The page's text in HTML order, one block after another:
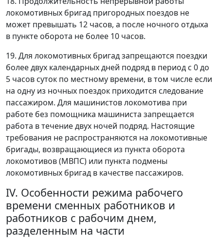
локомотивных бригад пригородных поездов не
может превышать 12 часов, а после ночного отдыха
в пункте оборота не более 10 часов.
19. Для локомотивных бригад запрещаются поездки
более двух календарных дней подряд в период с 0 до
5 часов суток по местному времени, в том числе если
на одну из ночных поездок приходится следование
пассажиром. Для машинистов локомотива при
работе без помощника машиниста запрещается
работа в течение двух ночей подряд. Настоящие
требования не распространяются на локомотивные
бригады, возвращающиеся из пункта оборота
локомотивов (МВПС) или пункта подмены
локомотивных бригад в качестве пассажиров.
IV. Особенности режима рабочего
времени сменных работников и
работников с рабочим днем,
разделенным на части